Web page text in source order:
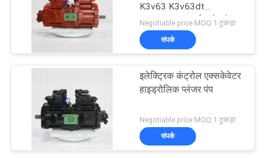
K3v63 K3v63dt
K3v112dt खुदाई मशीन के
लिए
Negotiable price MOQ:1 टुकड़ा
संपर्क
इलेक्ट्रिक कंट्रोल एक्सकेवेटर
हाइड्रोलिक प्लंजर पंप
Negotiable price MOQ:1 टुकड़ा
संपर्क